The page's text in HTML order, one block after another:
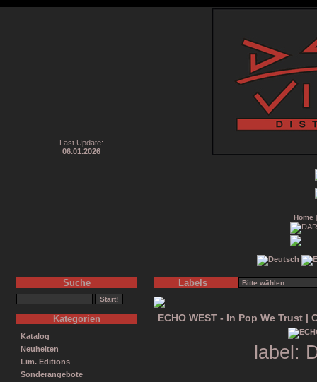
Last Update:
06.01.2026
Home
Suche
Kategorien
Katalog
Neuheiten
Lim. Editions
Sonderangebote
Labels
ECHO WEST - In Pop We Trust |
label: